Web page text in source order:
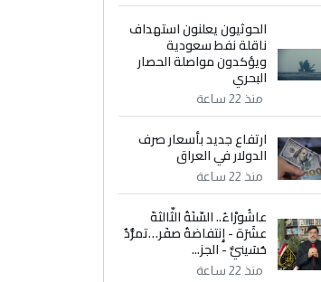
الحوثيون يعلنون استهداف
ناقلة نفط سعودية
ويؤكدون مواصلة الحصار
البحري
منذ 22 ساعة
ارتفاع جديد بأسعار صرف
الدولار في العراق
منذ 22 ساعة
عاشُورْاءُ.. السّنَةُ الثّالثةَ
عشَرَة - إِنتفاضةُ صفَر…تمرُّدٌ
حُسَينيٌّ - الجز...
منذ 22 ساعة